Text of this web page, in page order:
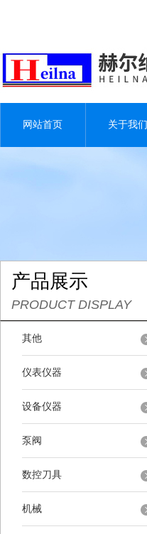
网站首页 关于我们
产品展示
PRODUCT DISPLAY
其他
仪表仪器
设备仪器
泵阀
数控刀具
机械